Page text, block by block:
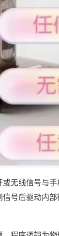
无线信号与
号后驱动内